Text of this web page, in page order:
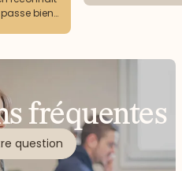
bien
fréquentes
question